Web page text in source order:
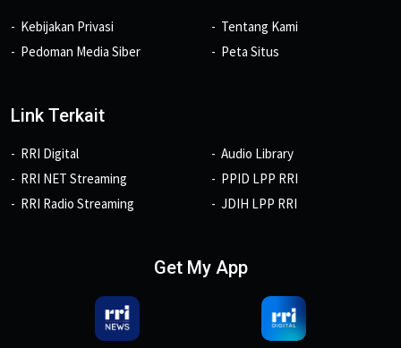
Kebijakan Privasi
Pedoman Media Siber
Tentang Kami
Peta Situs
Link Terkait
RRI Digital
RRI NET Streaming
RRI Radio Streaming
Audio Library
PPID LPP RRI
JDIH LPP RRI
Get My App